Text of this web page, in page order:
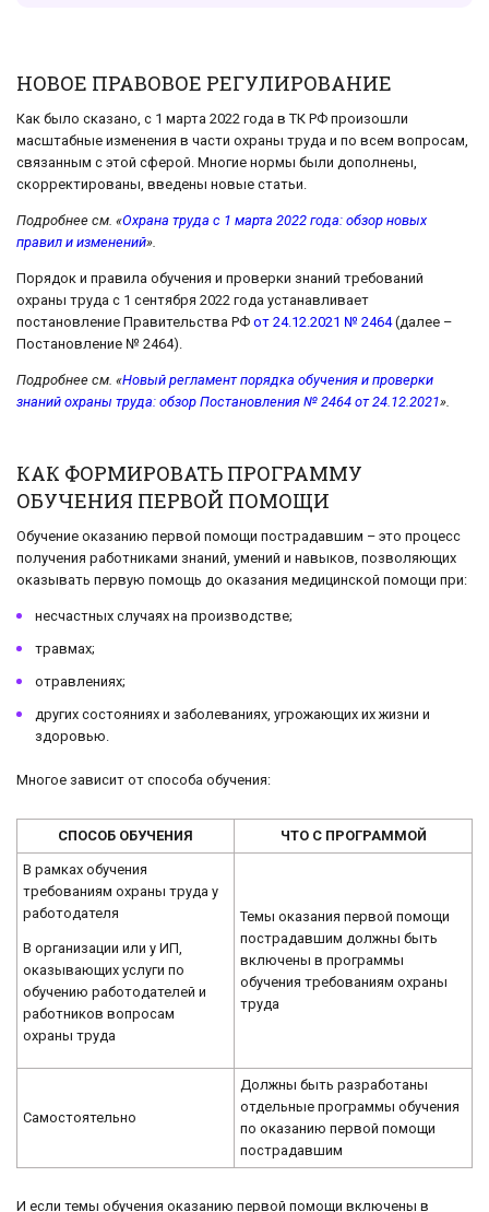
НОВОЕ ПРАВОВОЕ РЕГУЛИРОВАНИЕ
Как было сказано, с 1 марта 2022 года в ТК РФ произошли
масштабные изменения в части охраны труда и по всем вопросам,
связанным с этой сферой. Многие нормы были дополнены,
скорректированы, введены новые статьи.
Подробнее см. «Охрана труда с 1 марта 2022 года: обзор новых
правил и изменений».
Порядок и правила обучения и проверки знаний требований
охраны труда с 1 сентября 2022 года устанавливает
постановление Правительства РФ от 24.12.2021 № 2464(далее –
Постановление № 2464).
Подробнее см. «Новый регламент порядка обучения и проверки
знаний охраны труда: обзор Постановления № 2464 от 24.12.2021».
КАК ФОРМИРОВАТЬ ПРОГРАММУ
ОБУЧЕНИЯ ПЕРВОЙ ПОМОЩИ
Обучение оказанию первой помощи пострадавшим – это процесс
получения работниками знаний, умений и навыков, позволяющих
оказывать первую помощь до оказания медицинской помощи при:
несчастных случаях на производстве;
травмах;
отравлениях;
других состояниях и заболеваниях, угрожающих их жизни и
здоровью.
Многое зависит от способа обучения:
СПОСОБ ОБУЧЕНИЯ ЧТО С ПРОГРАММОЙ
В рамках обучения
требованиям охраны труда у
работодателя
В организации или у ИП,
оказывающих услуги по
обучению работодателей и
работников вопросам
охраны труда
Темы оказания первой помощи
пострадавшим должны быть
включены в программы
обучения требованиям охраны
труда
Самостоятельно
Должны быть разработаны
отдельные программы обучения
по оказанию первой помощи
пострадавшим
И если темы обучения оказанию первой помощи включены в